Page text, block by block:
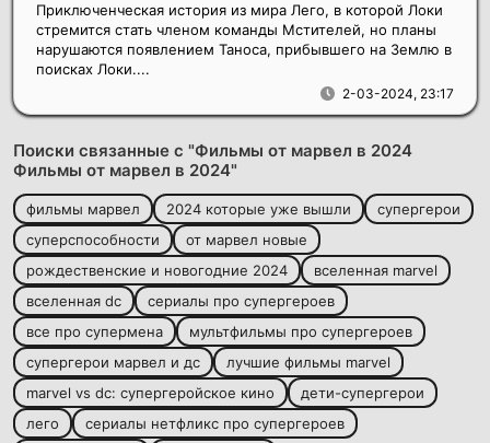
2-03-2024, 23:17
Приключенческая история из мира Лего, в которой Локи
стремится стать членом команды Мстителей, но планы
нарушаются появлением Таноса, прибывшего на Землю в
поисках Локи....
Поиски связанные с "Фильмы от марвел в 2024
Фильмы от марвел в 2024"
фильмы марвел 2024 которые уже вышли
супергерои
суперспособности
от марвел новые
рождественские и новогодние 2024
вселенная marvel
вселенная dc
сериалы про супергероев
все про супермена
мультфильмы про супергероев
супергерои марвел и дс
лучшие фильмы marvel
marvel vs dc: супергеройское кино
дети-супергерои
лего
сериалы нетфликс про супергероев